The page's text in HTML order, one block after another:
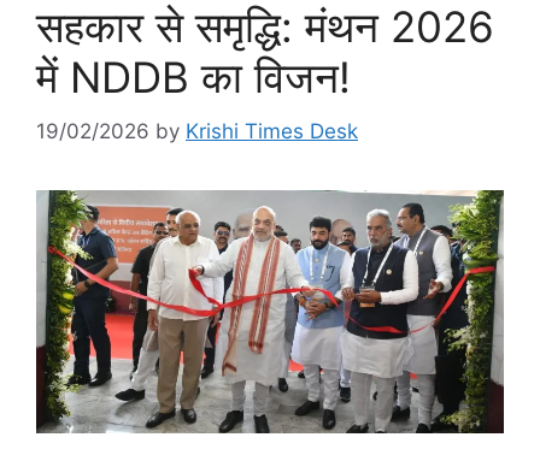
सहकार से समृद्धि: मंथन 2026
में NDDB का विजन!
19/02/2026 by Krishi Times Desk